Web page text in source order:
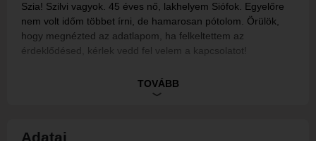
Szia! Szilvi vagyok. 45 éves nő, lakhelyem Siófok. Egyelőre
nem volt időm többet írni, de hamarosan pótolom. Örülök,
hogy megnézted az adatlapom, ha felkeltettem az
érdeklődésed, kérlek vedd fel velem a kapcsolatot!
Ez egy rendszerüzenet, tagunk egyelőre nem töltötte ki a
TOVÁBB
Adatai